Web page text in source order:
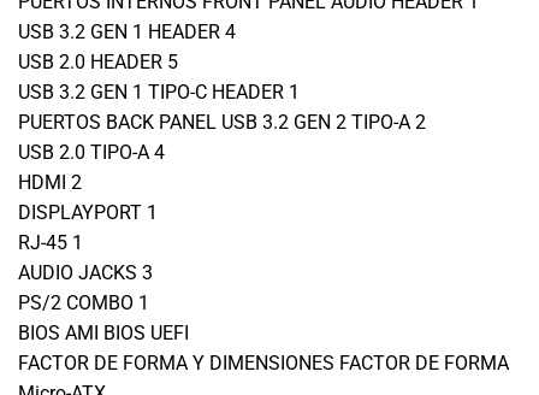
USB 3.2 GEN 1 HEADER 4
USB 2.0 HEADER 5
USB 3.2 GEN 1 TIPO-C HEADER 1
PUERTOS BACK PANEL USB 3.2 GEN 2 TIPO-A 2
USB 2.0 TIPO-A 4
HDMI 2
DISPLAYPORT 1
RJ-45 1
AUDIO JACKS 3
PS/2 COMBO 1
BIOS AMI BIOS UEFI
FACTOR DE FORMA Y DIMENSIONES FACTOR DE FORMA